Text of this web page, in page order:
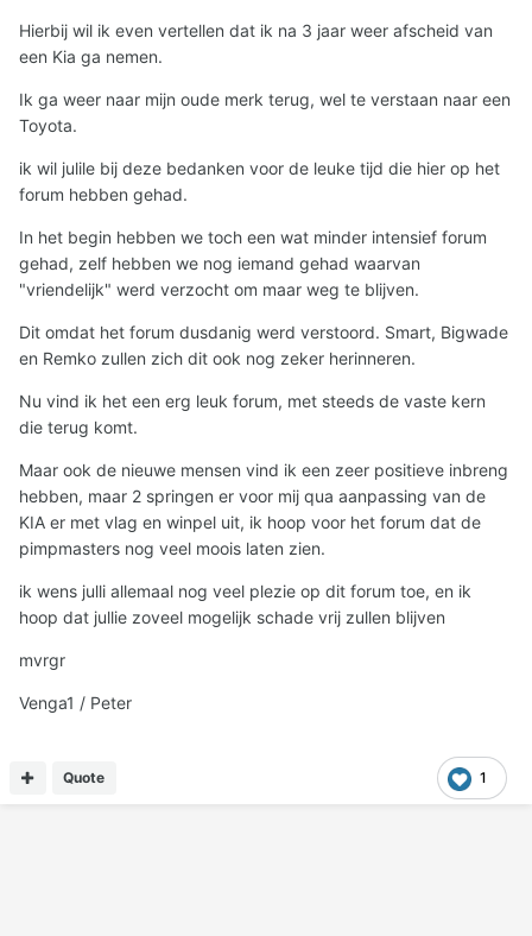
Hierbij wil ik even vertellen dat ik na 3 jaar weer afscheid van
een Kia ga nemen.
Ik ga weer naar mijn oude merk terug, wel te verstaan naar een
Toyota.
ik wil julile bij deze bedanken voor de leuke tijd die hier op het
forum hebben gehad.
In het begin hebben we toch een wat minder intensief forum
gehad, zelf hebben we nog iemand gehad waarvan
"vriendelijk" werd verzocht om maar weg te blijven.
Dit omdat het forum dusdanig werd verstoord. Smart, Bigwade
en Remko zullen zich dit ook nog zeker herinneren.
Nu vind ik het een erg leuk forum, met steeds de vaste kern
die terug komt.
Maar ook de nieuwe mensen vind ik een zeer positieve inbreng
hebben, maar 2 springen er voor mij qua aanpassing van de
KIA er met vlag en winpel uit, ik hoop voor het forum dat de
pimpmasters nog veel moois laten zien.
ik wens julli allemaal nog veel plezie op dit forum toe, en ik
hoop dat jullie zoveel mogelijk schade vrij zullen blijven
mvrgr
Venga1 / Peter
1
Quote